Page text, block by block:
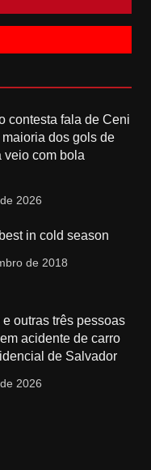
contesta fala de Ceni
dos gols de
veio com bola
2026
in cold season
de 2018
e outras três pessoas
acidente de carro
de Salvador
2026